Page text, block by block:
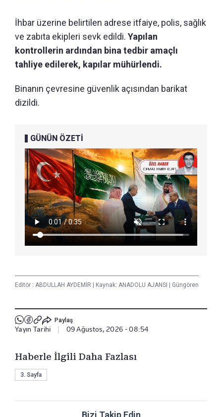
İhbar üzerine belirtilen adrese itfaiye, polis, sağlık
ve zabıta ekipleri sevk edildi. Yapılan
kontrollerin ardından bina tedbir amaçlı
tahliye edilerek, kapılar mühürlendi.
Binanın çevresine güvenlik açısından barikat
dizildi.
GÜNÜN ÖZETİ
Editör : ABDULLAH AYDEMİR | Kaynak: ANADOLU AJANSI | Güngören
Paylaş
Yayın Tarihi 09 Ağustos, 2026 - 08:54
Haberle İlgili Daha Fazlası
3. Sayfa
Bizi Takip Edin